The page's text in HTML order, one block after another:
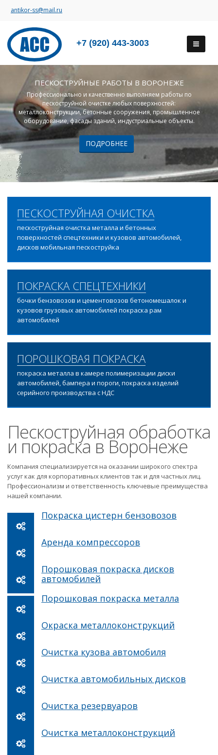
antikor-ss@mail.ru
+7 (920) 443-3003
ПЕСКОСТРУЙНЫЕ РАБОТЫ В ВОРОНЕЖЕ
Профессионально и качественно выполняем работы по
пескоструйной очистке любых поверхностей:
металлоконструкции, бетонные сооружения, промышленное
оборудование, фасады зданий, индустриальные объекты.
ПОДРОБНЕЕ
ПЕСКОСТРУЙНАЯ ОЧИСТКА
пескоструйная очистка металла и бетонных
поверхностей спецтехники и кузовов автомобилей,
дисков мобильная пескоструйка
ПОКРАСКА СПЕЦТЕХНИКИ
бочки бензовозов и цементовозов бетономешалок и
кузовов грузовых автомобилей покраска рам
автомобилей
ПОРОШКОВАЯ ПОКРАСКА
покраска металла в камере полимеризации диски
автомобилей, бампера и пороги, покраска изделий
серийного производства с НДС
Пескоструйная обработка
и покраска в Воронеже
Компания специализируется на оказании широкого спектра
услуг как для корпоративных клиентов так и для частных лиц.
Профессионализм и ответственность ключевые преимущества
нашей компании.
Покраска цистерн бензовозов
Аренда компрессоров
Порошковая покраска дисков
автомобилей
Порошковая покраска металла
Окраска металлоконструкций
Очистка кузова автомобиля
Очистка автомобильных дисков
Очистка резервуаров
Очистка металлоконструкций